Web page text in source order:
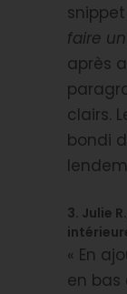
faire
après
clairs.
bondi
3. Julie
« En
en